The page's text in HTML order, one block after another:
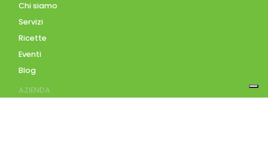
Chi siamo
Servizi
Ricette
Eventi
Blog
AZIENDA